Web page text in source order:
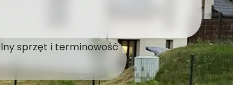
sprzęt i terminowość